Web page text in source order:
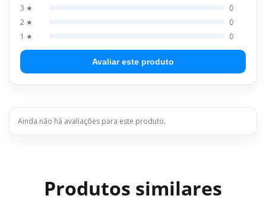
3 ★
0
2 ★
0
1 ★
0
Avaliar este produto
Ainda não há avaliações para este produto.
Produtos similares